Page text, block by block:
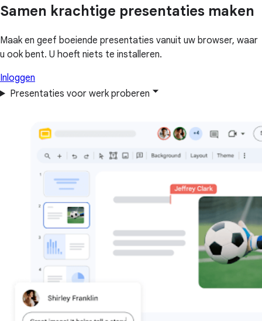
Samen krachtige presentaties maken
Maak en geef boeiende presentaties vanuit uw browser, waar
u ook bent. U hoeft niets te installeren.
Inloggen
Presentaties voor werk proberen